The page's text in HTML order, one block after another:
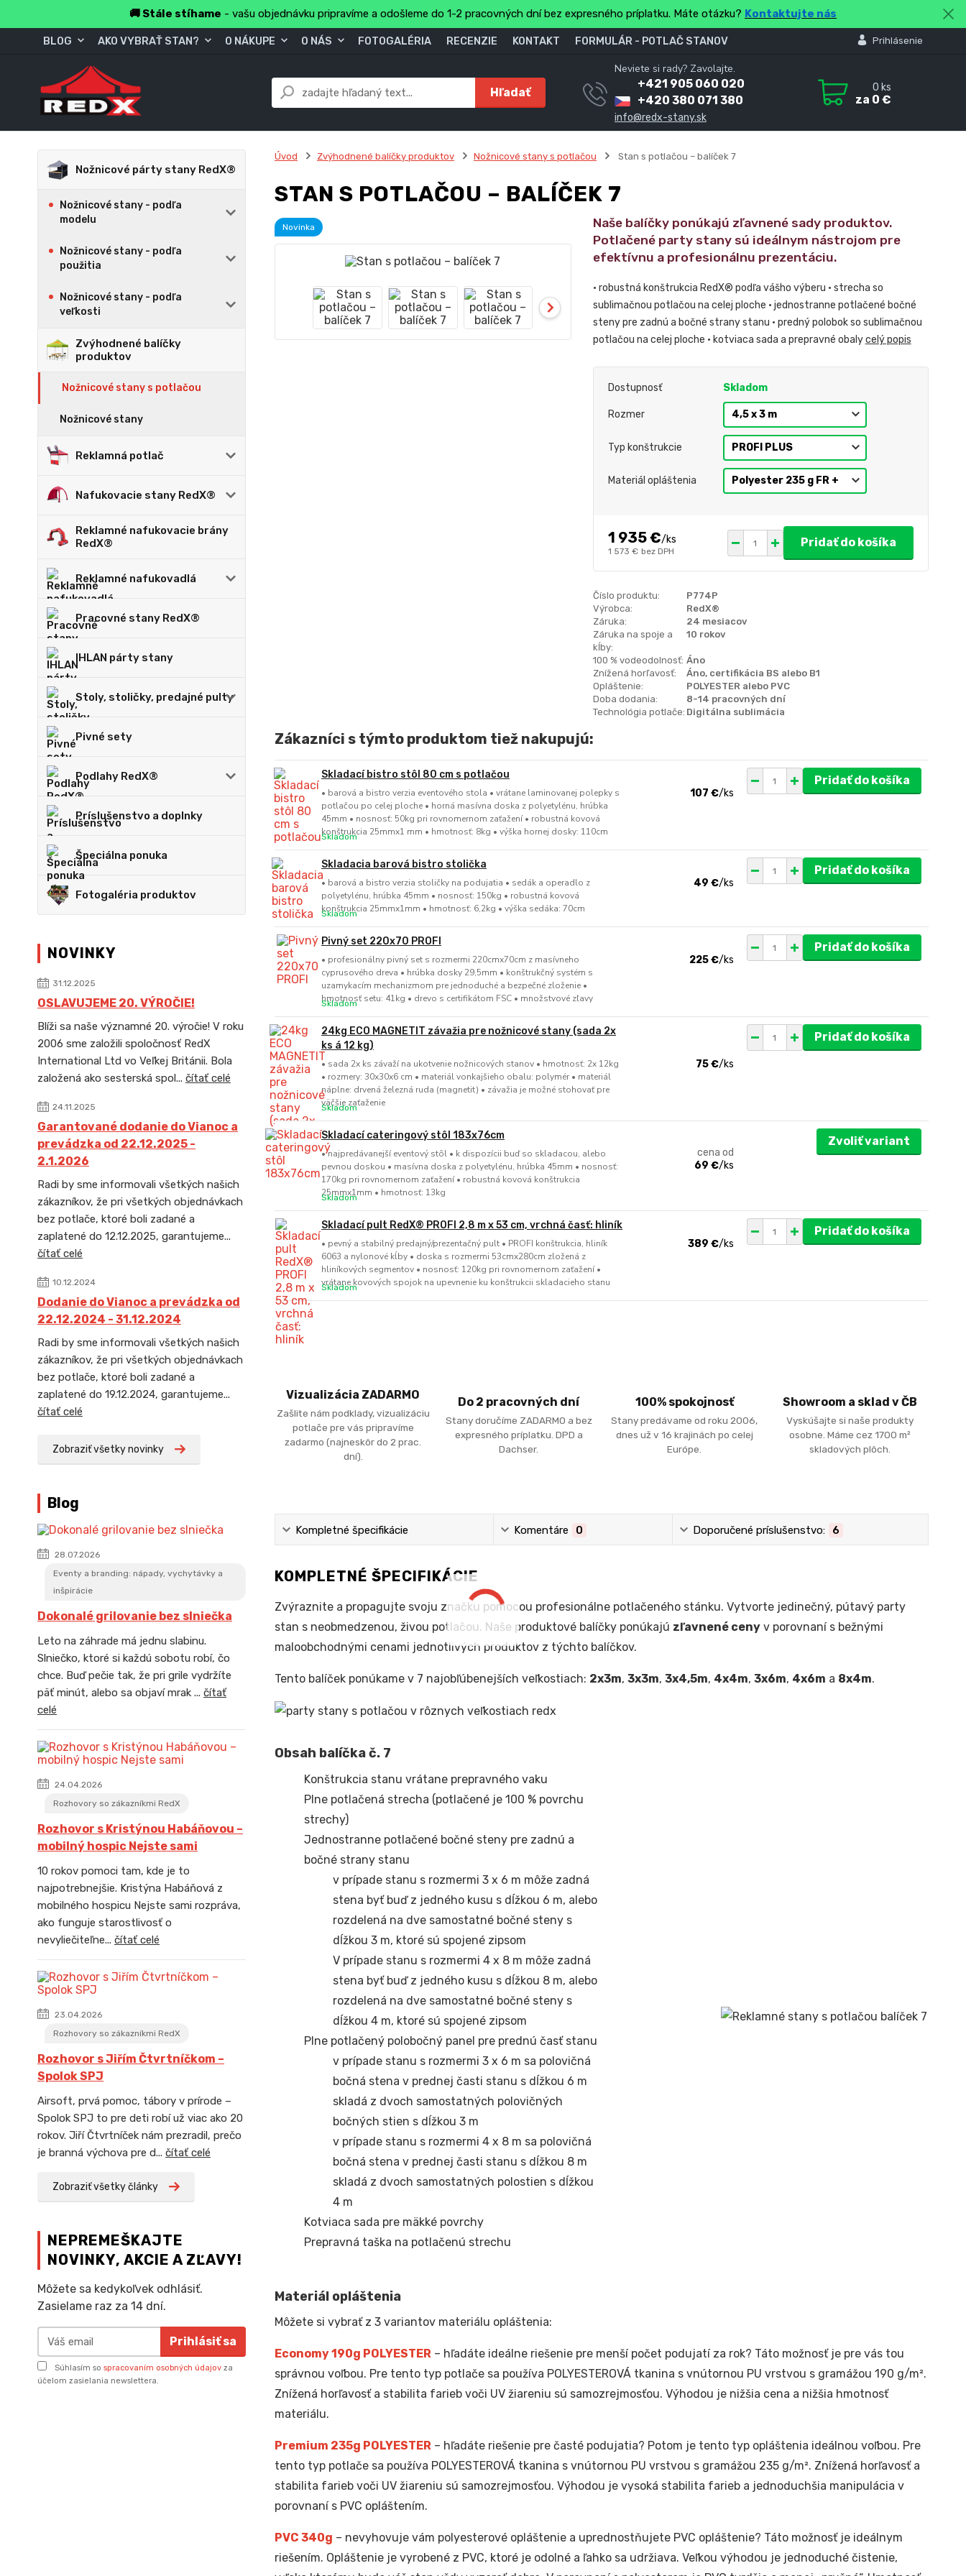
🚚 Stále stíhame - vašu objednávku pripravíme a odošleme do 1-2 pracovných dní bez expresného príplatku. Máte otázku? Kontaktujte nás
BLOG AKO VYBRAŤ STAN? O NÁKUPE O NÁS FOTOGALÉRIA RECENZIE KONTAKT FORMULÁR - POTLAČ STANOV Prihlásenie
Hľadať
Neviete si rady? Zavolajte.
+421 905 060 020
+420 380 071 380
info@redx-stany.sk
0 ks
za 0 €
Nožnicové párty stany RedX®
Nožnicové stany - podľa
modelu
Nožnicové stany - podľa
použitia
Nožnicové stany - podľa
veľkosti
Zvýhodnené balíčky
produktov
Nožnicové stany s potlačou
Nožnicové stany
Reklamná potlač
Nafukovacie stany RedX®
Reklamné nafukovacie brány
RedX®
Reklamné nafukovadlá
Pracovné stany RedX®
IHLAN párty stany
Stoly, stoličky, predajné pulty
Pivné sety
Podlahy RedX®
Príslušenstvo a doplnky
Špeciálna ponuka
Fotogaléria produktov
NOVINKY
31.12.2025
OSLAVUJEME 20. VÝROČIE!
Blíži sa naše významné 20. výročie! V roku
2006 sme založili spoločnosť RedX
International Ltd vo Veľkej Británii. Bola
založená ako sesterská spol... čítať celé
24.11.2025
Garantované dodanie do Vianoc a
prevádzka od 22.12.2025 -
2.1.2026
Radi by sme informovali všetkých našich
zákazníkov, že pri všetkých objednávkach
bez potlače, ktoré boli zadané a
zaplatené do 12.12.2025, garantujeme...
čítať celé
10.12.2024
Dodanie do Vianoc a prevádzka od
22.12.2024 - 31.12.2024
Radi by sme informovali všetkých našich
zákazníkov, že pri všetkých objednávkach
bez potlače, ktoré boli zadané a
zaplatené do 19.12.2024, garantujeme...
čítať celé
Zobraziť všetky novinky
Blog
28.07.2026
Eventy a branding: nápady, vychytávky a
inšpirácie
Dokonalé grilovanie bez slniečka
Leto na záhrade má jednu slabinu.
Slniečko, ktoré si každú sobotu robí, čo
chce. Buď pečie tak, že pri grile vydržíte
päť minút, alebo sa objaví mrak ... čítať
celé
24.04.2026
Rozhovory so zákazníkmi RedX
Rozhovor s Kristýnou Habáňovou –
mobilný hospic Nejste sami
10 rokov pomoci tam, kde je to
najpotrebnejšie. Kristýna Habáňová z
mobilného hospicu Nejste sami rozpráva,
ako funguje starostlivosť o
nevyliečiteľne... čítať celé
23.04.2026
Rozhovory so zákazníkmi RedX
Rozhovor s Jiřím Čtvrtníčkom –
Spolok SPJ
Airsoft, prvá pomoc, tábory v prírode –
Spolok SPJ to pre deti robí už viac ako 20
rokov. Jiří Čtvrtníček nám prezradil, prečo
je branná výchova pre d... čítať celé
Zobraziť všetky články
NEPREMEŠKAJTE
NOVINKY, AKCIE A ZĽAVY!
Môžete sa kedykoľvek odhlásiť.
Zasielame raz za 14 dní.
Prihlásiť sa
Súhlasím so spracovaním osobných údajov za
účelom zasielania newslettera.
Úvod Zvýhodnené balíčky produktov Nožnicové stany s potlačou Stan s potlačou – balíček 7
STAN S POTLAČOU – BALÍČEK 7
Novinka
Naše balíčky ponúkajú zľavnené sady produktov.
Potlačené party stany sú ideálnym nástrojom pre
efektívnu a profesionálnu prezentáciu.
• robustná konštrukcia RedX® podľa vášho výberu • strecha so
sublimačnou potlačou na celej ploche • jednostranne potlačené bočné
steny pre zadnú a bočné strany stanu • predný polobok so sublimačnou
potlačou na celej ploche • kotviaca sada a prepravné obalycelý popis
Dostupnosť Skladom
Rozmer
Typ konštrukcie
Materiál opláštenia
1 935 €/ks
1 573 € bez DPH
Pridať do košíka
Číslo produktu:
P774P
Výrobca:
RedX®
Záruka:
24 mesiacov
Záruka na spoje a
kĺby:
10 rokov
100 % vodeodolnosť: Áno
Znížená horľavosť:
Áno, certifikácia BS alebo B1
Opláštenie:
POLYESTER alebo PVC
Doba dodania:
8-14 pracovných dní
Technológia potlače: Digitálna sublimácia
Zákazníci s týmto produktom tiež nakupujú:
Skladací bistro stôl 80 cm s potlačou
• barová a bistro verzia eventového stola • vrátane laminovanej polepky s
potlačou po celej ploche • horná masívna doska z polyetylénu, hrúbka
45mm • nosnosť: 50kg pri rovnomernom zaťažení • robustná kovová
konštrukcia 25mmx1 mm • hmotnosť: 8kg • výška hornej dosky: 110cm
107 €/ks
Skladom
Pridať do košíka
Skladacia barová bistro stolička
• barová a bistro verzia stoličky na podujatia • sedák a operadlo z
polyetylénu, hrúbka 45mm • nosnosť: 150kg • robustná kovová
konštrukcia 25mmx1mm • hmotnosť: 6,2kg • výška sedáka: 70cm
49 €/ks
Skladom
Pridať do košíka
Pivný set 220x70 PROFI
• profesionálny pivný set s rozmermi 220cmx70cm z masívneho
cyprusového dreva • hrúbka dosky 29,5mm • konštrukčný systém s
uzamykacím mechanizmom pre jednoduché a bezpečné zloženie •
hmotnosť setu: 41kg • drevo s certifikátom FSC • množstvové zľavy
225 €/ks
Skladom
Pridať do košíka
24kg ECO MAGNETIT závažia pre nožnicové stany (sada 2x
ks á 12 kg)
• sada 2x ks závaží na ukotvenie nožnicových stanov • hmotnosť: 2x 12kg
• rozmery: 30x30x6 cm • materiál vonkajšieho obalu: polymér • materiál
náplne: drvená železná ruda (magnetit) • závažia je možné stohovať pre
väčšie zaťaženie
75 €/ks
Skladom
Pridať do košíka
Skladací cateringový stôl 183x76cm
• najpredávanejší eventový stôl • k dispozícii buď so skladacou, alebo
pevnou doskou • masívna doska z polyetylénu, hrúbka 45mm • nosnosť:
170kg pri rovnomernom zaťažení • robustná kovová konštrukcia
25mmx1mm • hmotnosť: 13kg
cena od
69 €/ks
Skladom
Zvoliť variant
Skladací pult RedX® PROFI 2,8 m x 53 cm, vrchná časť: hliník
• pevný a stabilný predajný/prezentačný pult • PROFI konštrukcia, hliník
6063 a nylonové kĺby • doska s rozmermi 53cmx280cm zložená z
hliníkových segmentov • nosnosť: 120kg pri rovnomernom zaťažení •
vrátane kovových spojok na upevnenie ku konštrukcii skladacieho stanu
389 €/ks
Skladom
Pridať do košíka
Vizualizácia ZADARMO
Zašlite nám podklady, vizualizáciu
potlače pre vás pripravíme
zadarmo (najneskôr do 2 prac.
dní).
Do 2 pracovných dní
Stany doručíme ZADARMO a bez
expresného príplatku. DPD a
Dachser.
100% spokojnosť
Stany predávame od roku 2006,
dnes už v 16 krajinách po celej
Európe.
Showroom a sklad v ČB
Vyskúšajte si naše produkty
osobne. Máme cez 1700 m²
skladových plôch.
Kompletné špecifikácie Komentáre 0 Doporučené príslušenstvo: 6
KOMPLETNÉ ŠPECIFIKÁCIE
Zvýraznite a propagujte svoju značku pomocou profesionálne potlačeného stánku. Vytvorte jedinečný, pútavý party
stan s neobmedzenou, živou potlačou. Naše produktové balíčky ponúkajú zľavnené cenyv porovnaní s bežnými
maloobchodnými cenami jednotlivých produktov z týchto balíčkov.
Tento balíček ponúkame v 7 najobľúbenejších veľkostiach: 2x3m, 3x3m, 3x4,5m, 4x4m, 3x6m, 4x6m a 8x4m.
Obsah balíčka č. 7
Konštrukcia stanu vrátane prepravného vaku
Plne potlačená strecha (potlačené je 100 % povrchu
strechy)
Jednostranne potlačené bočné steny pre zadnú a
bočné strany stanu
v prípade stanu s rozmermi 3 x 6 m môže zadná
stena byť buď z jedného kusu s dĺžkou 6 m, alebo
rozdelená na dve samostatné bočné steny s
dĺžkou 3 m, ktoré sú spojené zipsom
V prípade stanu s rozmermi 4 x 8 m môže zadná
stena byť buď z jedného kusu s dĺžkou 8 m, alebo
rozdelená na dve samostatné bočné steny s
dĺžkou 4 m, ktoré sú spojené zipsom
Plne potlačený polobočný panel pre prednú časť stanu
v prípade stanu s rozmermi 3 x 6 m sa polovičná
bočná stena v prednej časti stanu s dĺžkou 6 m
skladá z dvoch samostatných polovičných
bočných stien s dĺžkou 3 m
v prípade stanu s rozmermi 4 x 8 m sa polovičná
bočná stena v prednej časti stanu s dĺžkou 8 m
skladá z dvoch samostatných polostien s dĺžkou
4 m
Kotviaca sada pre mäkké povrchy
Prepravná taška na potlačenú strechu
Materiál opláštenia
Môžete si vybrať z 3 variantov materiálu opláštenia:
Economy 190g POLYESTER– hľadáte ideálne riešenie pre menší počet podujatí za rok? Táto možnosť je pre vás tou
správnou voľbou. Pre tento typ potlače sa používa POLYESTEROVÁ tkanina s vnútornou PU vrstvou s gramážou 190 g/m².
Znížená horľavosť a stabilita farieb voči UV žiareniu sú samozrejmosťou. Výhodou je nižšia cena a nižšia hmotnosť
materiálu.
Premium 235g POLYESTER– hľadáte riešenie pre časté podujatia? Potom je tento typ opláštenia ideálnou voľbou. Pre
tento typ potlače sa používa POLYESTEROVÁ tkanina s vnútornou PU vrstvou s gramážou 235 g/m². Znížená horľavosť a
stabilita farieb voči UV žiareniu sú samozrejmosťou. Výhodou je vysoká stabilita farieb a jednoduchšia manipulácia v
porovnaní s PVC opláštením.
PVC 340g – nevyhovuje vám polyesterové opláštenie a uprednostňujete PVC opláštenie? Táto možnosť je ideálnym
riešením. Opláštenie je vyrobené z PVC, ktoré je odolné a ľahko sa udržiava. Veľkou výhodou je jednoduché čistenie,